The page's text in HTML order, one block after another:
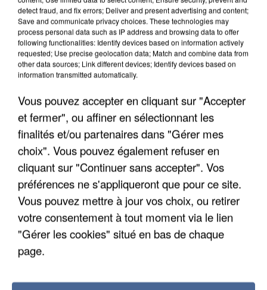
L’UN DES FONDATEURS SUPPOSÉS DE LA DZ
MAFIA INTERPELLÉ EN ALGÉRIE
UN SECOND CADRE DE LA DZ MAFIA
detect fraud, and fix errors; Deliver and present advertising and content;
Save and communicate privacy choices. These technologies may
process personal data such as IP address and browsing data to offer
following functionalities: Identify devices based on information actively
requested; Use precise geolocation data; Match and combine data from
other data sources; Link different devices; Identify devices based on
information transmitted automatically.
Vous pouvez accepter en cliquant sur "Accepter
et fermer", ou affiner en sélectionnant les
finalités et/ou partenaires dans "Gérer mes
choix". Vous pouvez également refuser en
cliquant sur "Continuer sans accepter". Vos
préférences ne s'appliqueront que pour ce site.
Vous pouvez mettre à jour vos choix, ou retirer
votre consentement à tout moment via le lien
"Gérer les cookies" situé en bas de chaque
page.